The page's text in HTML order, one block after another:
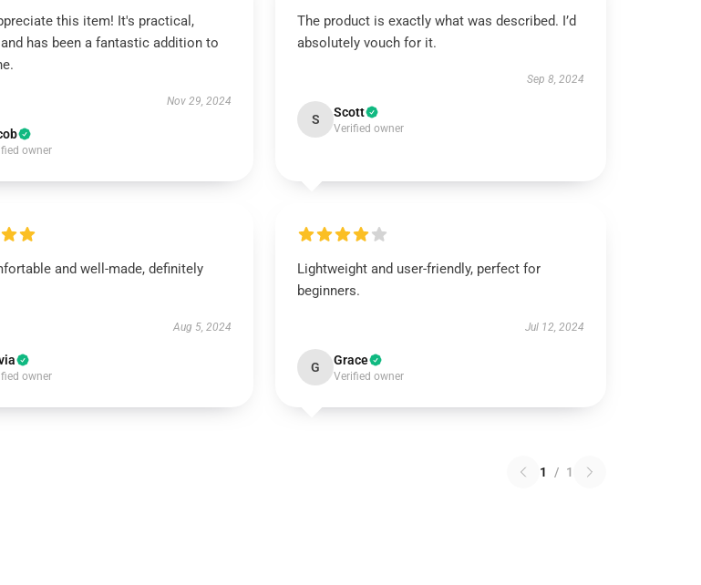
this item! It's practical,
has been a fantastic addition to
Nov 29, 2024
owner
The product is exactly what was described. I’d
absolutely vouch for it.
Sep 8, 2024
S Scott
Verified owner
and well-made, definitely
Aug 5, 2024
owner
Lightweight and user-friendly, perfect for
beginners.
Jul 12, 2024
G Grace
Verified owner
1 / 1